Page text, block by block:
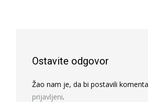
Ostavite odgovor
Žao nam je, da bi postavili
prijavljeni.